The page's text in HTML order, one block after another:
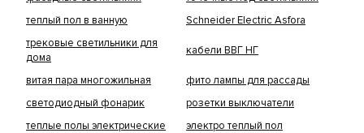
теплый пол в ванную
Schneider Electric Asfora
трековые светильники для
дома
кабели ВВГ НГ
витая пара многожильная
фито лампы для рассады
светодиодный фонарик
розетки выключатели
теплые полы электрические
электро теплый пол